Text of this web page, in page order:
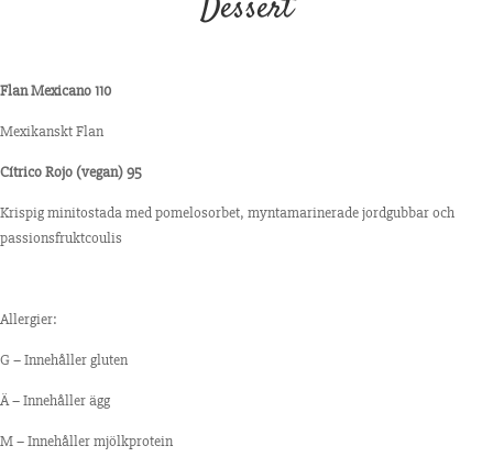
Flan Mexicano 110
Mexikanskt Flan
Cítrico Rojo (vegan) 95
Krispig minitostada med pomelosorbet, myntamarinerade jordgubbar och
passionsfruktcoulis
Allergier:
G – Innehåller gluten
Ä – Innehåller ägg
M – Innehåller mjölkprotein